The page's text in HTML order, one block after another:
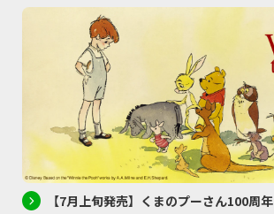
【7月上旬発売】くまのプーさん100周年